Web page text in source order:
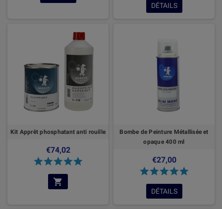
DÉTAILS
Kit Apprêt phosphatant anti rouille
€74,02
Bombe de Peinture Métallisée et
opaque 400 ml
€27,00
DÉTAILS